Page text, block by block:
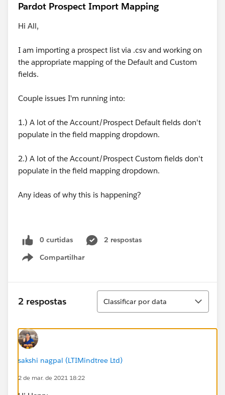
Pardot Prospect Import Mapping
Hi All,
I am importing a prospect list via .csv and working on
the appropriate mapping of the Default and Custom
fields.
Couple issues I'm running into:
1.) A lot of the Account/Prospect Default fields don't
populate in the field mapping dropdown.
2.) A lot of the Account/Prospect Custom fields don't
populate in the field mapping dropdown.
Any ideas of why this is happening?
0 curtidas
2 respostas
Compartilhar
Show menu
2 respostas
Classificar
Classificar por data
sakshi nagpal (LTIMindtree Ltd)
2 de mar. de 2021 18:22